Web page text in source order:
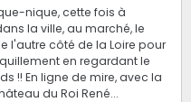
nique, cette fois à
la ville, au marché, le
l'autre côté de la Loire pour
en regardant le
!! En ligne de mire, avec la
du Roi René...